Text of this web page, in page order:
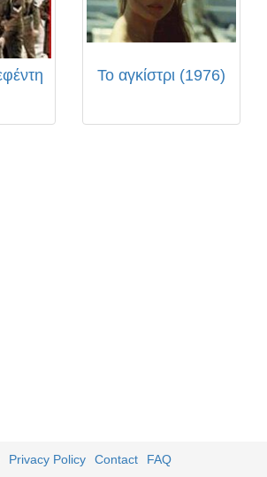
Το αγκίστρι (1976)
Privacy Policy Contact FAQ